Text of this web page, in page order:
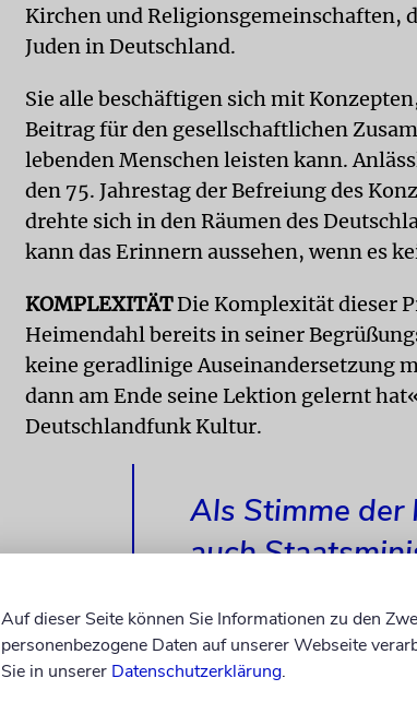
Kirchen und Religionsgemeinschaften,
Juden in Deutschland.
Sie alle beschäftigen sich mit
Beitrag für den gesellschaftlichen
lebenden Menschen leisten kann.
den 75. Jahrestag der Befreiung des
drehte sich in den Räumen des
kann das Erinnern aussehen, wenn es
KOMPLEXITÄTDie Komplexität dieser
Heimendahl bereits in seiner
keine geradlinige Auseinandersetzung
dann am Ende seine Lektion gelernt
Deutschlandfunk Kultur.
Als Stimme der
auch
Auf dieser Seite können Sie Informationen zu den
personenbezogene Daten auf unserer Webseite
Sie in unserer Datenschutzerklärung.